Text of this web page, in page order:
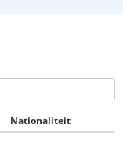
Nationaliteit